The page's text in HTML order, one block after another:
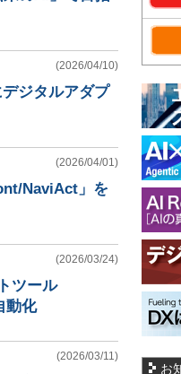
(2026/04/10)
ジタルアダプ
(2026/04/01)
NaviAct」を
(2026/03/24)
ツール
動化
(2026/03/11)
お